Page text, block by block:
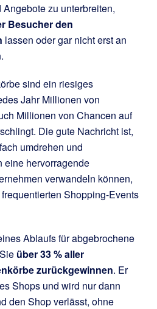
zu unterbreiten,
Besucher den
lassen oder gar nicht erst an
sind ein riesiges
Jahr Millionen von
Millionen von Chancen auf
Die gute Nachricht ist,
umdrehen und
eine hervorragende
verwandeln können,
Shopping-Events
Ablaufs für abgebrochene
über 33 % aller
zurückgewinnen. Er
Shops und wird nur dann
den Shop verlässt, ohne